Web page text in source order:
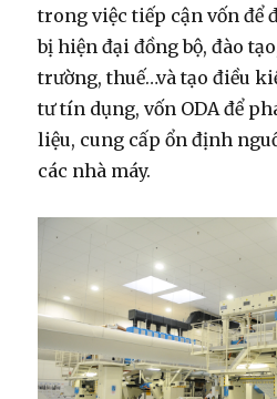
trong việc tiếp cận vốn để
bị hiện đại đồng bộ, đào
trường, thuế…và tạo điều
tư tín dụng, vốn ODA để
liệu, cung cấp ổn định
các nhà máy.